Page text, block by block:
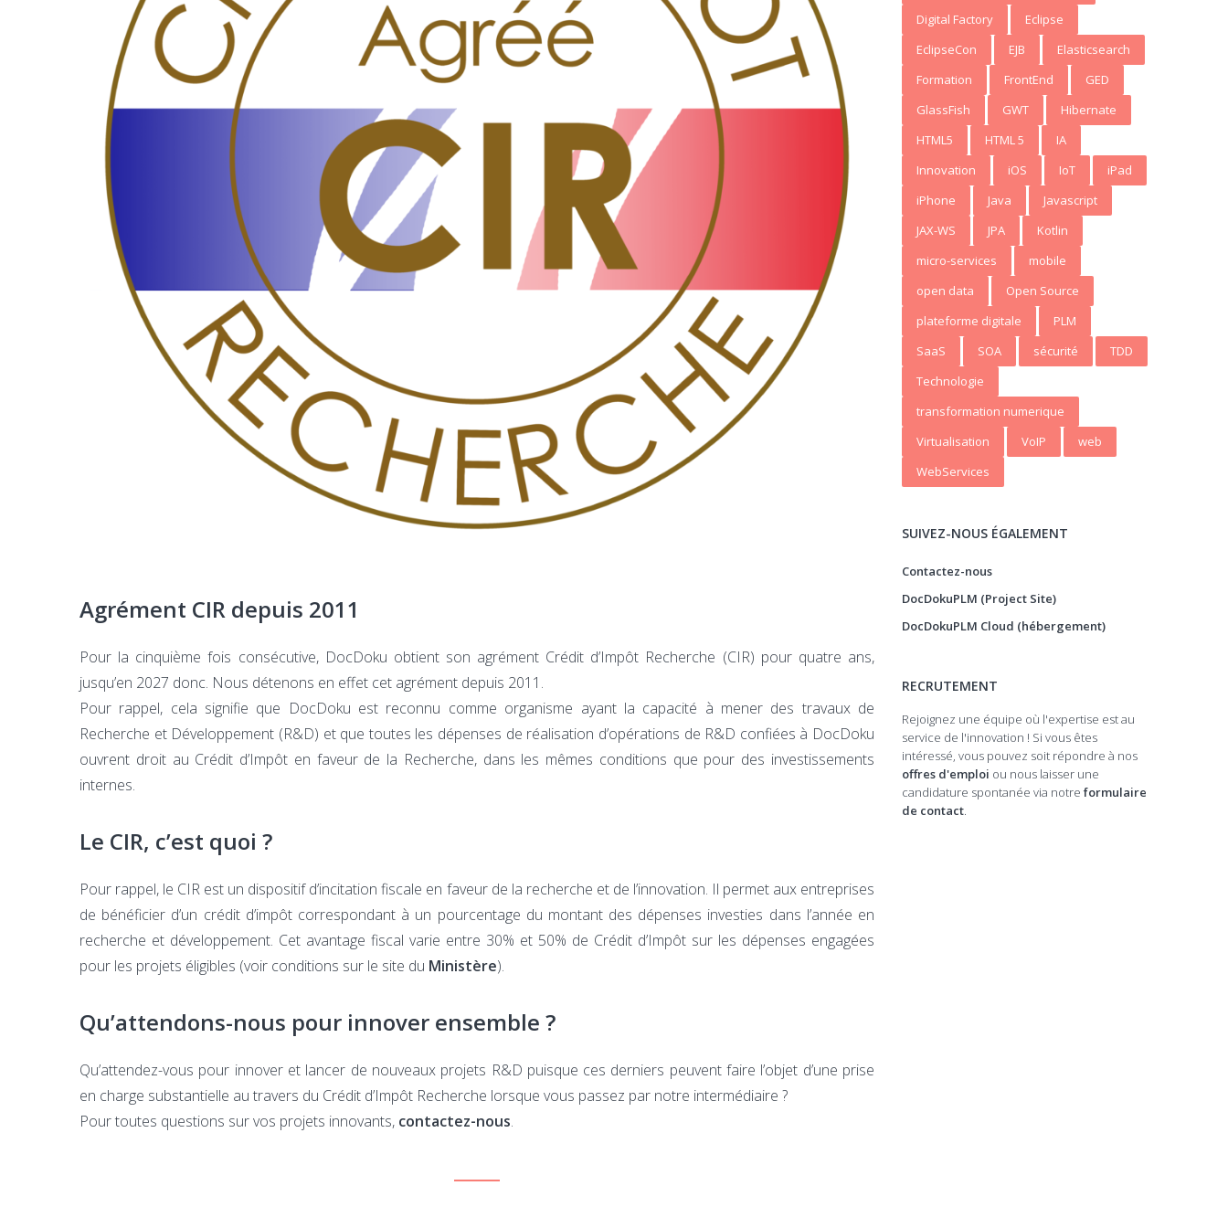
Agrément CIR depuis 2011
Pour la cinquième fois consécutive, DocDoku obtient son agrément Crédit d’Impôt Recherche (CIR) pour quatre ans,
jusqu’en 2027 donc. Nous détenons en effet cet agrément depuis 2011.
Pour rappel, cela signifie que DocDoku est reconnu comme organisme ayant la capacité à mener des travaux de
Recherche et Développement (R&D) et que toutes les dépenses de réalisation d’opérations de R&D confiées à DocDoku
ouvrent droit au Crédit d’Impôt en faveur de la Recherche, dans les mêmes conditions que pour des investissements
internes.
Le CIR, c’est quoi ?
Pour rappel, le CIR est un dispositif d’incitation fiscale en faveur de la recherche et de l’innovation. Il permet aux entreprises
de bénéficier d’un crédit d’impôt correspondant à un pourcentage du montant des dépenses investies dans l’année en
recherche et développement. Cet avantage fiscal varie entre 30% et 50% de Crédit d’Impôt sur les dépenses engagées
pour les projets éligibles (voir conditions sur le site du Ministère).
Qu’attendons-nous pour innover ensemble ?
Qu’attendez-vous pour innover et lancer de nouveaux projets R&D puisque ces derniers peuvent faire l’objet d’une prise
en charge substantielle au travers du Crédit d’Impôt Recherche lorsque vous passez par notre intermédiaire ?
Pour toutes questions sur vos projets innovants, contactez-nous.
Digital Factory
Eclipse
EclipseCon
EJB
Elasticsearch
Formation
FrontEnd
GED
GlassFish
GWT
Hibernate
HTML5
HTML 5
IA
Innovation
iOS IoT
iPad
iPhone
Java
Javascript
JAX-WS
JPA
Kotlin
micro-services
mobile
open data
Open Source
plateforme digitale
PLM
SaaS
SOA sécurité
TDD
Technologie
transformation numerique
Virtualisation
VoIP
web
WebServices
SUIVEZ-NOUS ÉGALEMENT
Contactez-nous
DocDokuPLM (Project Site)
DocDokuPLM Cloud (hébergement)
RECRUTEMENT
Rejoignez une équipe où l'expertise est au
service de l'innovation ! Si vous êtes
intéressé, vous pouvez soit répondre à nos
offres d'emploi ou nous laisser une
candidature spontanée via notre formulaire
de contact.